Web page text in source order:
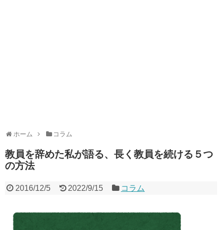
ホーム コラム
教員を辞めた私が語る、長く教員を続ける５つ
の方法
2016/12/5 2022/9/15 コラム